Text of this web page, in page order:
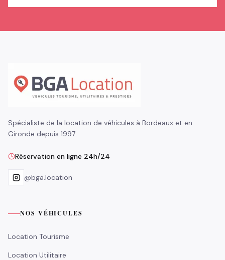
Spécialiste de la location de véhicules à Bordeaux et en
Gironde depuis 1997.
Réservation en ligne 24h/24
@bga.location
NOS VÉHICULES
Location Tourisme
Location Utilitaire